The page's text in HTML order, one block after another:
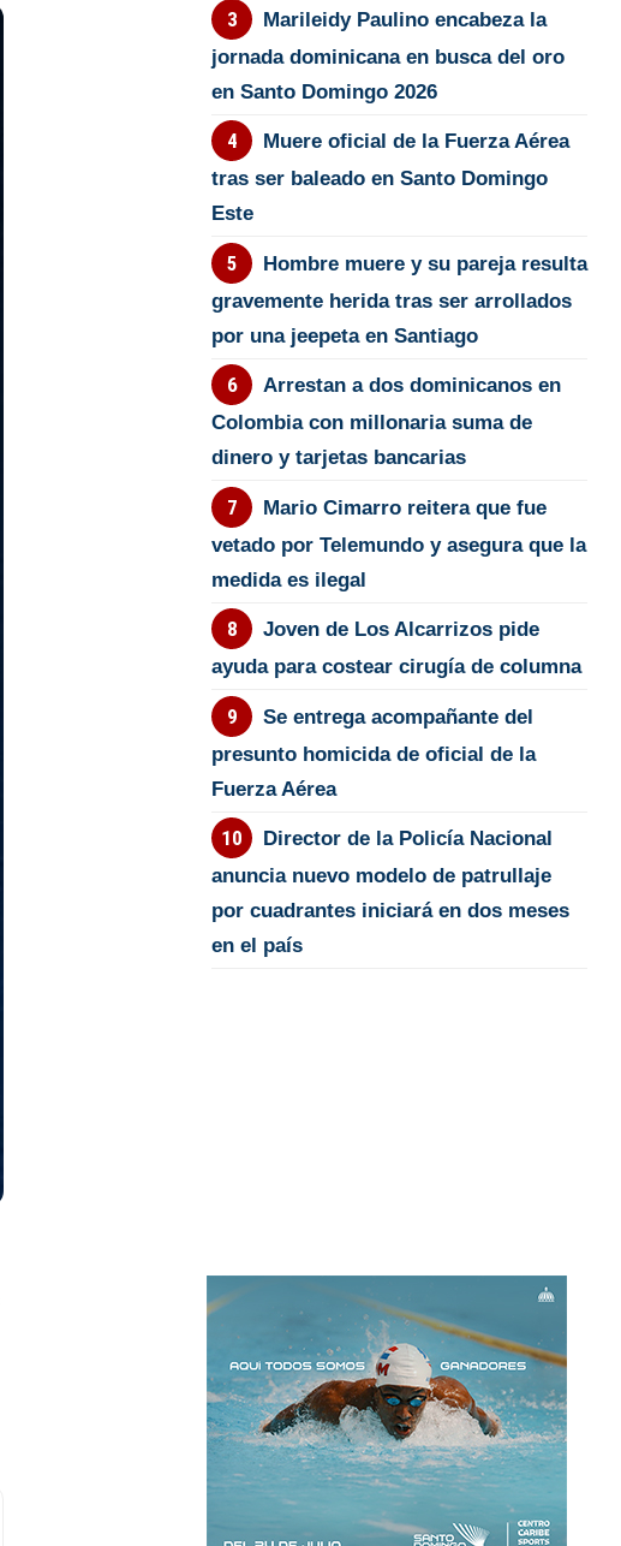
Marileidy Paulino encabeza la
jornada dominicana en busca del oro
en Santo Domingo 2026
Muere oficial de la Fuerza Aérea
tras ser baleado en Santo Domingo
Este
Hombre muere y su pareja resulta
gravemente herida tras ser arrollados
por una jeepeta en Santiago
Arrestan a dos dominicanos en
Colombia con millonaria suma de
dinero y tarjetas bancarias
Mario Cimarro reitera que fue
vetado por Telemundo y asegura que la
medida es ilegal
Joven de Los Alcarrizos pide
ayuda para costear cirugía de columna
Se entrega acompañante del
presunto homicida de oficial de la
Fuerza Aérea
Director de la Policía Nacional
anuncia nuevo modelo de patrullaje
por cuadrantes iniciará en dos meses
en el país